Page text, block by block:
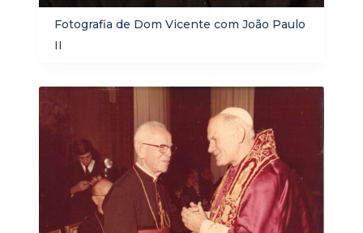
Fotografia de Dom Vicente com João Paulo
II